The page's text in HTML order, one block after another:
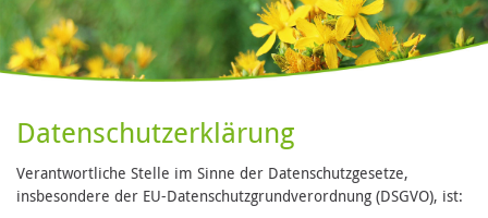
Datenschutzerklärung
Verantwortliche Stelle im Sinne der Datenschutzgesetze,
insbesondere der EU-Datenschutzgrundverordnung (DSGVO), ist: